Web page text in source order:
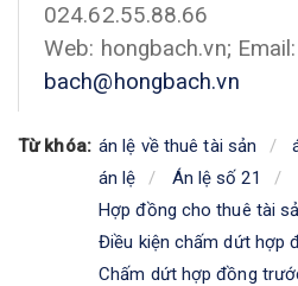
024.62.55.88.66
Web: hongbach.vn; Email:
bach@hongbach.vn
Từ khóa: án lệ về thuê tài sản
án lệ
Án lệ số 21
Hợp đồng cho thuê tài
Điều kiện chấm dứt hợp
Chấm dứt hợp đồng